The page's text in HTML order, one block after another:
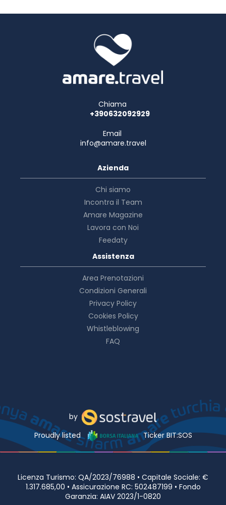
Chiama
+390632092929
Email
info@amare.travel
Azienda
Chi siamo
Incontra il Team
Amare Magazine
Lavora con Noi
Feedaty
Assistenza
Area Prenotazioni
Condizioni Generali
Privacy Policy
Cookies Policy
Whistleblowing
FAQ
by
Proudly listed
Ticker BIT:SOS
Licenza Turismo: QA/2023/76988 • Capitale Sociale: €
1.317.685,00 • Assicurazione RC: 502487199 • Fondo
Garanzia: AIAV 2023/1-0820